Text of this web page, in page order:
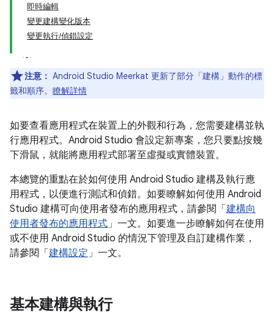
即時編輯
變更建構變化版本
變更執行/偵錯設定
注意： Android Studio Meerkat 更新了部分「建構」動作的標
籤和順序。 瞭解詳情
如要查看應用程式在裝置上的外觀和行為，您需要建構並執
行應用程式。Android Studio 會設定新專案，您只要點按幾
下滑鼠，就能將應用程式部署至虛擬或實體裝置。
本總覽的重點在於如何使用 Android Studio 建構及執行應
用程式，以便進行測試和偵錯。如要瞭解如何使用 Android
Studio 建構可向使用者發布的應用程式，請參閱「 建構向
使用者發布的應用程式」一文。如要進一步瞭解如何在使用
或不使用 Android Studio 的情況下管理及自訂建構作業，
請參閱「 建構設定」一文。
基本建構與執行